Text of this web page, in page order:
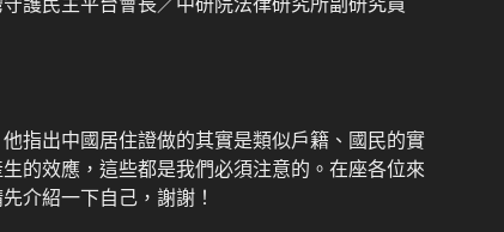
指出中國居住證做的其實是類似戶籍、國民的實
的效應，這些都是我們必須注意的。在座各位來
介紹一下自己，謝謝！